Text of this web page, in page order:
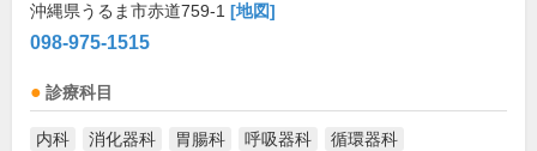
沖縄県うるま市赤道759-1 [地図]
098-975-1515
診療科目
内科 消化器科 胃腸科 呼吸器科 循環器科